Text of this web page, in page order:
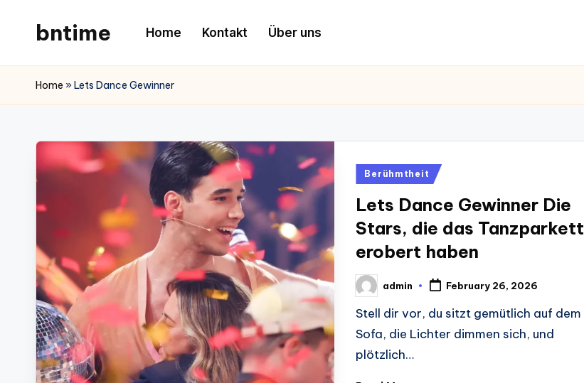
content
bntime Home Kontakt Über uns
Home »Lets Dance Gewinner
Posted
Berühmtheit
Lets Dance Gewinner Die
Stars, die das Tanzparkett
erobert haben
Posted
by
admin February 26, 2026
Stell dir vor, du sitzt gemütlich auf dem
Sofa, die Lichter dimmen sich, und
plötzlich…